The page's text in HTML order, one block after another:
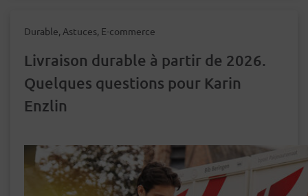
Durable, Astuces, E-commerce
Livraison durable à partir de 2026.
Quelques questions pour Karin
Enzlin